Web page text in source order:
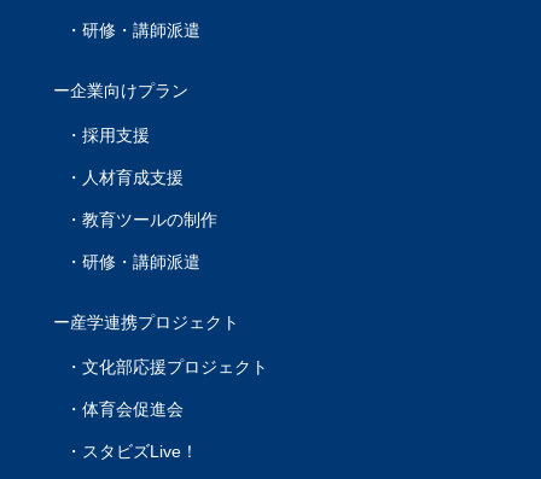
研修・講師派遣
企業向けプラン
採用支援
人材育成支援
教育ツールの制作
研修・講師派遣
産学連携プロジェクト
文化部応援プロジェクト
体育会促進会
スタビズLive！